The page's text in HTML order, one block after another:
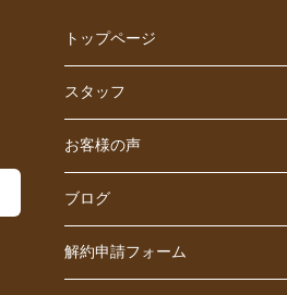
トップページ
スタッフ
お客様の声
ブログ
解約申請フォーム